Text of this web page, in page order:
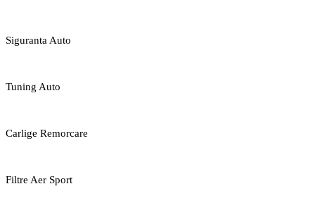
Siguranta Auto
Tuning Auto
Carlige Remorcare
Filtre Aer Sport